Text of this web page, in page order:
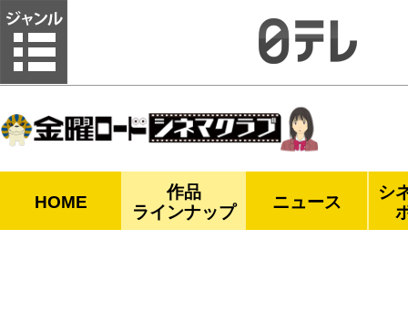
HOME
作品
ラインナップ
ニュース
シ